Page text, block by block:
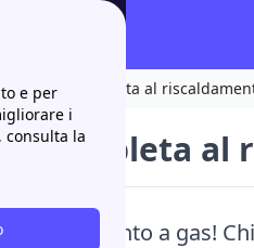
e per
i
la
La Guida completa al
completa al
riscaldamento a gas!